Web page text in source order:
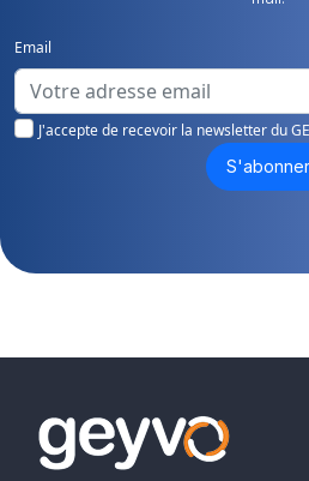
Email
J'accepte de recevoir la newsletter du
S'abonner